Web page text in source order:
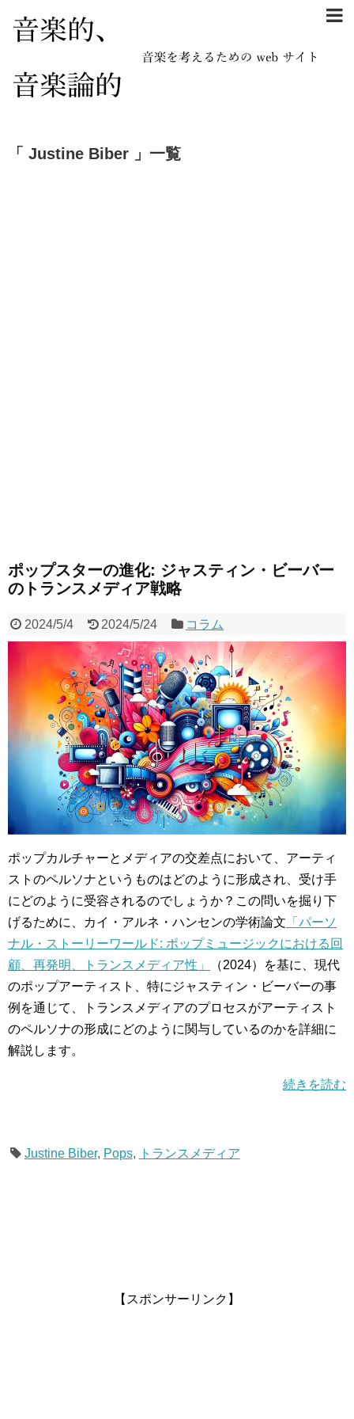
「 Justine Biber 」一覧
ポップスターの進化: ジャスティン・ビーバー
のトランスメディア戦略
2024/5/4 2024/5/24 コラム
ポップカルチャーとメディアの交差点において、アーティ
ストのペルソナというものはどのように形成され、受け手
にどのように受容されるのでしょうか？この問いを掘り下
げるために、カイ・アルネ・ハンセンの学術論文 「パーソ
ナル・ストーリーワールド: ポップミュージックにおける回
顧、再発明、トランスメディア性」
（2024）を基に、現代
のポップアーティスト、特にジャスティン・ビーバーの事
例を通じて、トランスメディアのプロセスがアーティスト
のペルソナの形成にどのように関与しているのかを詳細に
解説します。
続きを読む
Justine Biber, Pops, トランスメディア
【スポンサーリンク】